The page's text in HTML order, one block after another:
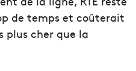
de temps et coûterait
plus cher que la